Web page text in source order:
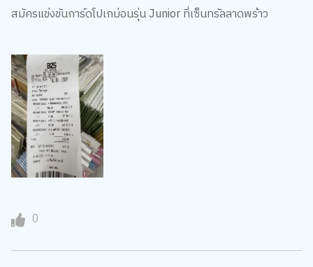
สมัครแข่งขันการ์ดโปเกม่อนรุ่น Junior ที่เซ็นทรัลลาดพร้าว
0